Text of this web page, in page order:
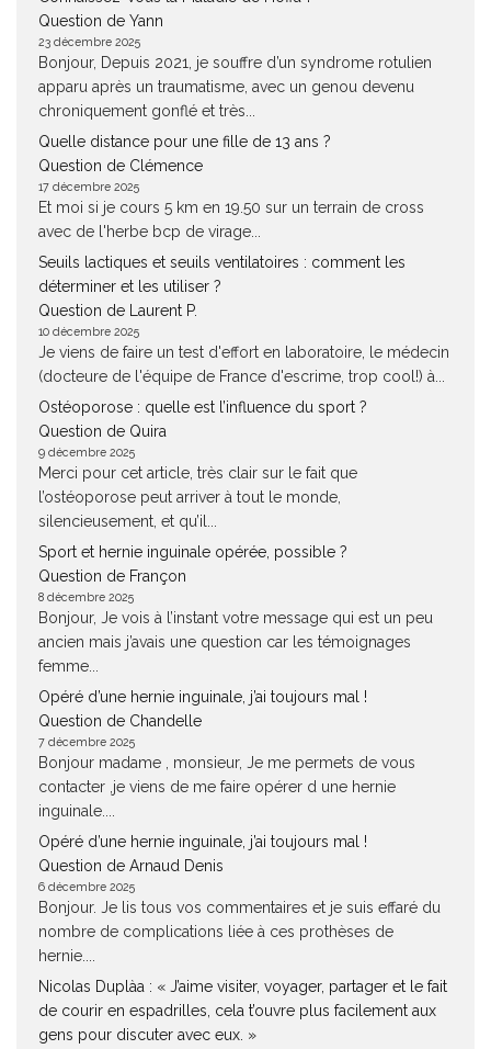
Question de Yann
23 décembre 2025
Bonjour, Depuis 2021, je souffre d’un syndrome rotulien
apparu après un traumatisme, avec un genou devenu
chroniquement gonflé et très...
Quelle distance pour une fille de 13 ans ?
Question de Clémence
17 décembre 2025
Et moi si je cours 5 km en 19.50 sur un terrain de cross
avec de l'herbe bcp de virage...
Seuils lactiques et seuils ventilatoires : comment les
déterminer et les utiliser ?
Question de Laurent P.
10 décembre 2025
Je viens de faire un test d'effort en laboratoire, le médecin
(docteure de l'équipe de France d'escrime, trop cool!) à...
Ostéoporose : quelle est l’influence du sport ?
Question de Quira
9 décembre 2025
Merci pour cet article, très clair sur le fait que
l’ostéoporose peut arriver à tout le monde,
silencieusement, et qu’il...
Sport et hernie inguinale opérée, possible ?
Question de Françon
8 décembre 2025
Bonjour, Je vois à l’instant votre message qui est un peu
ancien mais j’avais une question car les témoignages
femme...
Opéré d’une hernie inguinale, j’ai toujours mal !
Question de Chandelle
7 décembre 2025
Bonjour madame , monsieur, Je me permets de vous
contacter ,je viens de me faire opérer d une hernie
inguinale....
Opéré d’une hernie inguinale, j’ai toujours mal !
Question de Arnaud Denis
6 décembre 2025
Bonjour. Je lis tous vos commentaires et je suis effaré du
nombre de complications liée à ces prothèses de
hernie....
Nicolas Duplàa : « J’aime visiter, voyager, partager et le fait
de courir en espadrilles, cela t’ouvre plus facilement aux
gens pour discuter avec eux. »